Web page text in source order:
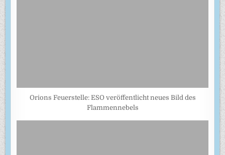
Orions Feuerstelle: ESO veröffentlicht neues Bild des
Flammennebels